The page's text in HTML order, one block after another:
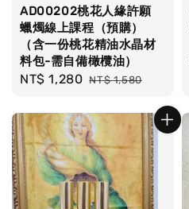
AD00202桃花人緣許願
蠟燭線上課程（預購）
（含一份桃花精油水晶材
料包-需自備橄欖油）
Sale
NT$ 1,280 Regular
NT$ 1,580